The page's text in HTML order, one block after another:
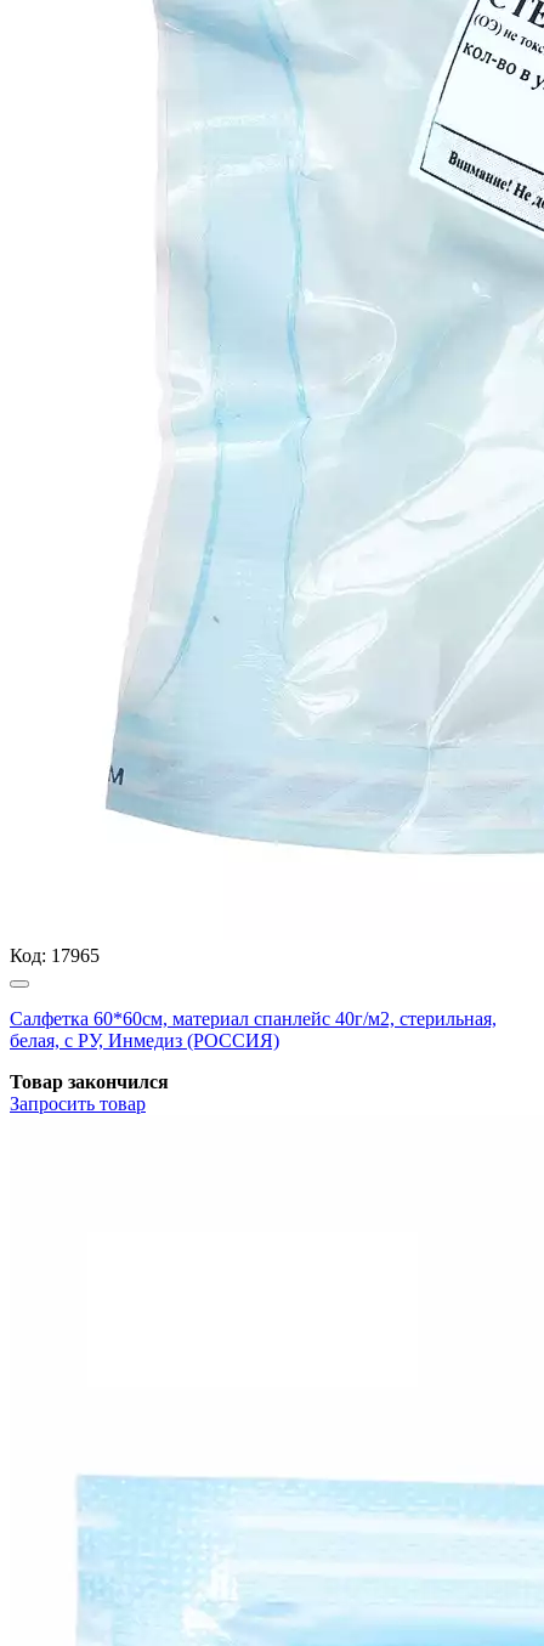
Код: 17965
Салфетка 60*60см, материал спанлейс 40г/м2, стерильная,
белая, с РУ, Инмедиз (РОССИЯ)
Товар закончился
Запросить товар